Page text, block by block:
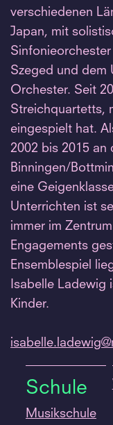
verschiedenen
Japan, mit
Szeged und dem
Orchester. Seit
Streichquartetts,
eingespielt hat.
2002 bis 2015 an
Binningen/
eine
Unterrichten ist
immer im
Engagements
Ensemblespiel
Isabelle Ladewig
Kinder.
isabelle.
Schule
Musikschule